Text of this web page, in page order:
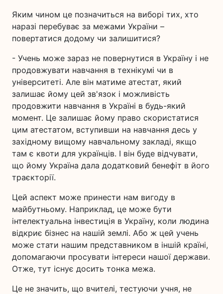
Яким чином це позначиться на виборі тих, хто
наразі перебуває за межами України –
повертатися додому чи залишитися?
- Учень може зараз не повернутися в Україну і не
продовжувати навчання в технікумі чи в
університеті. Але він матиме атестат, який
залишає йому цей зв'язок і можливість
продовжити навчання в Україні в будь-який
момент. Це залишає йому право скористатися
цим атестатом, вступивши на навчання десь у
західному вищому навчальному закладі, якщо
там є квоти для українців. І він буде відчувати,
що йому Україна дала додатковий бенефіт в його
траєкторії.
Цей аспект може принести нам вигоду в
майбутньому. Наприклад, це може бути
інтелектуальна інвестиція в Україну, коли людина
відкриє бізнес на нашій землі. Або ж цей учень
може стати нашим представником в іншій країні,
допомагаючи просувати інтереси нашої держави.
Отже, тут існує досить тонка межа.
Це не значить, що вчителі, тестуючи учня, не